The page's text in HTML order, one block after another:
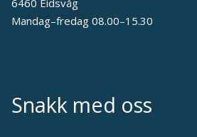
6460 Eidsvåg
Mandag–fredag 08.00–15.30
Snakk med oss